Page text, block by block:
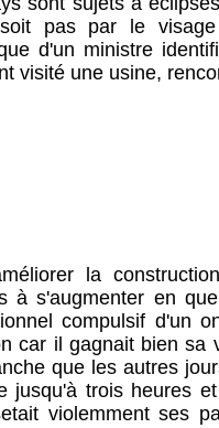
pas par le visage
d'un ministre
visité une usine,
la
à s'augmenter en
compulsif d'un
car il gagnait bien sa
que les autres
jusqu'à trois heures
violemment ses